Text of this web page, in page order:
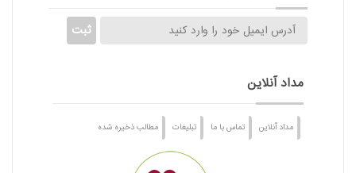
مداد آنلاین
مداد آنلاین تماس با ما تبلیغات مطالب ذخیره شده